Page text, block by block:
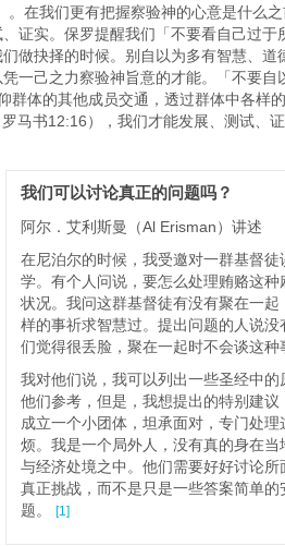
。在我们更有把握察验神的心意是什么
证实。保罗提醒我们「不要看自己过于
做抉择的时候。别自以为多有智慧、道
一己之力察验神旨意的才能。「不要自
群体的其他成员交通，透过群体中各样
马书12:16），我们才能发展、测试、
我们可以讨论真正的问题吗？
阿尔．艾利斯曼（Al Erisman）讲述
在尼泊尔的时候，我受邀对一群基督徒
学。有个人问说，要怎么处理贿赂这种
状况。我问这群基督徒有没有聚在一起
样的事祈求智慧过。提出问题的人说没
们觉得很丢脸，聚在一起时不会谈这种
我对他们说，我可以列出一些圣经中的
他们参考，但是，我想提出的特别建议
成立一个小团体，坦承面对，专门处理
烦。我是一个局外人，没有真的身在当
与经济处境之中。他们需要好好讨论所
真正挑战，而不是只是一些答案简单的
题。
[1]